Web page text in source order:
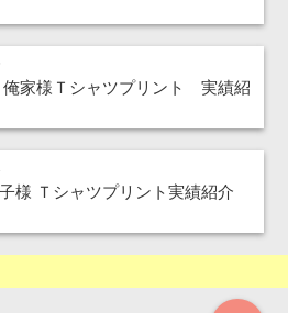
俺家様Ｔシャツプリント 実績紹
様 Ｔシャツプリント実績紹介